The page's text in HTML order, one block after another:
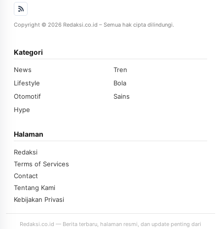
Copyright © 2026 Redaksi.co.id – Semua hak cipta dilindungi.
Kategori
News
Tren
Lifestyle
Bola
Otomotif
Sains
Hype
Halaman
Redaksi
Terms of Services
Contact
Tentang Kami
Kebijakan Privasi
Redaksi.co.id — Berita terbaru, halaman resmi, dan update penting dari